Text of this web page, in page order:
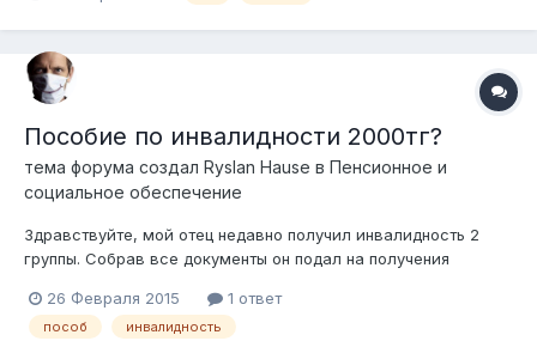
Пособие по инвалидности 2000тг?
тема форума создал Ryslan Hause в Пенсионное и
социальное обеспечение
Здравствуйте, мой отец недавно получил инвалидность 2
группы. Собрав все документы он подал на получения
вычетом всех комиссий. Инвалидность получил по болезни.
Он пенсионер МВД уже несколько лет, продолжал работать,
26 Февраля 2015 1 ответ
пособ инвалидность